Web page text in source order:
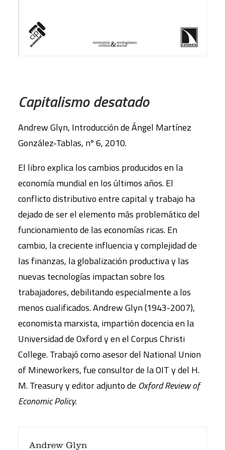
Capitalismo desatado
Andrew Glyn, Introducción de Ángel Martínez
González-Tablas, nº 6, 2010.
El libro explica los cambios producidos en la
economía mundial en los últimos años. El
conflicto distributivo entre capital y trabajo ha
dejado de ser el elemento más problemático del
funcionamiento de las economías ricas. En
cambio, la creciente influencia y complejidad de
las finanzas, la globalización productiva y las
nuevas tecnologías impactan sobre los
trabajadores, debilitando especialmente a los
menos cualificados. Andrew Glyn (1943-2007),
economista marxista, impartión docencia en la
Universidad de Oxford y en el Corpus Christi
College. Trabajó como asesor del National Union
of Mineworkers, fue consultor de la OIT y del H.
M. Treasury y editor adjunto de Oxford Review of
Economic Policy.